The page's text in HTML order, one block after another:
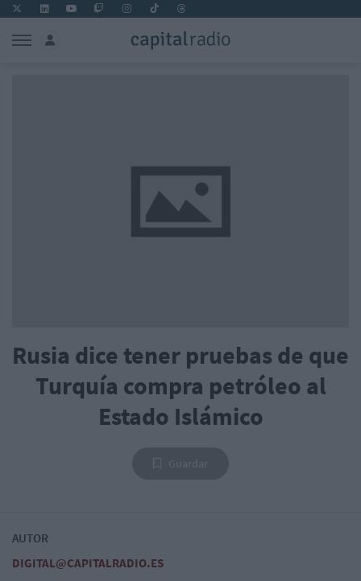
Rusia dice tener pruebas de que
Turquía compra petróleo al
Estado Islámico
AUTOR
DIGITAL@CAPITALRADIO.ES